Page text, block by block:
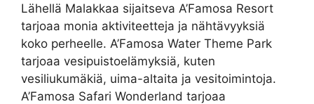
Lähellä Malakkaa sijaitseva A’Famosa Resort
tarjoaa monia aktiviteetteja ja nähtävyyksiä
koko perheelle. A’Famosa Water Theme Park
tarjoaa vesipuistoelämyksiä, kuten
vesiliukumäkiä, uima-altaita ja vesitoimintoja.
A’Famosa Safari Wonderland tarjoaa